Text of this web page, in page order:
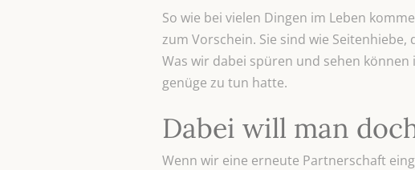
So wie bei vielen Dingen im Leben
zum Vorschein. Sie sind wie
Was wir dabei spüren und sehen
genüge zu tun hatte.
Dabei will man
Wenn wir eine erneute Partnerschaft